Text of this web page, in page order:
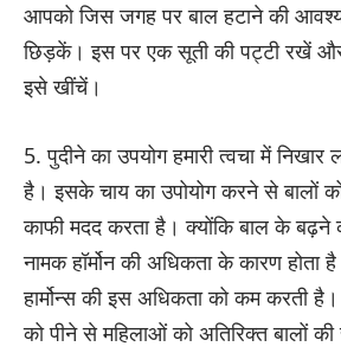
आपको जिस जगह पर बाल हटाने की
छिड़कें। इस पर एक सूती की पट्टी रखें
इसे खींचें।
5. पुदीने का उपयोग हमारी त्वचा में निखार
है। इसके चाय का उपोयोग करने से बालों
काफी मदद करता है। क्योंकि बाल के बढ़ने
नामक हॉर्मोन की अधिकता के कारण होता
हार्मोन्स की इस अधिकता को कम करती
को पीने से महिलाओं को अतिरिक्त बालों